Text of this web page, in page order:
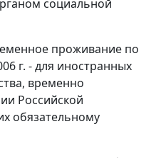
социальной
проживание по
г. - для иностранных
временно
Российской
обязательному